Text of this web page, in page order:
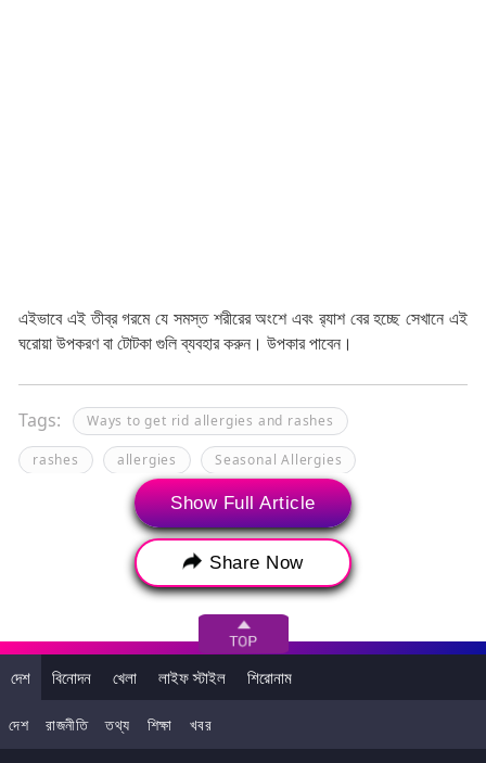
এইভাবে এই তীব্র গরমে যে সমস্ত শরীরের অংশে এবং র‍্যাশ বের হচ্ছে সেখানে এই
ঘরোয়া উপকরণ বা টোটকা গুলি ব্যবহার করুন। উপকার পাবেন।
Tags: Ways to get rid allergies and rashes
rashes allergies Seasonal Allergies
monsoon Allergies
seasonal allergies treatment Food Allergies
Food Allergies symptoms
Show Full Article
Share Now
দেশ বিনোদন খেলা লাইফ স্টাইল শিরোনাম
দেশ রাজনীতি তথ্য শিক্ষা খবর